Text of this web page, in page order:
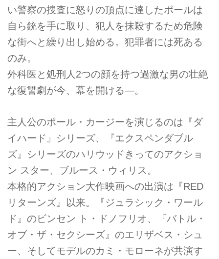
い警察の捜査に怒りの頂点に達したポールは
自ら銃を手に取り、犯人を抹殺するため危険
な街へと繰り出し始める。犯罪者には死ある
のみ。
外科医と処刑人2つの顔を持つ過激な男の壮絶
な復讐劇が今、幕を開ける―。
主人公のポール・カージーを演じるのは『ダ
イハード』シリーズ、『エクスペンダブル
ズ』シリーズのハリウッドきってのアクショ
ン スター、ブルース・ウィリス。
本格的アクション大作映画への出演は『RED
リターンズ』以来。『ジュラシック・ワール
ド』のビンセン ト・ドノフリオ、『バトル・
オブ・ザ・セクシーズ』のエリザベス・シュ
ー、そしてモデルのカミ・モローネが共演す